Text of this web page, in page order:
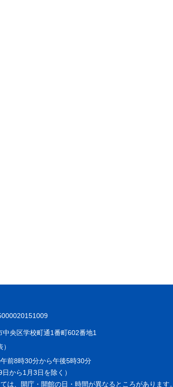
中央区学校町通1番町602番地1
前8時30分から午後5時30分
から1月3日を除く）
は、開庁・開館の日・時間が異なるところがあります。